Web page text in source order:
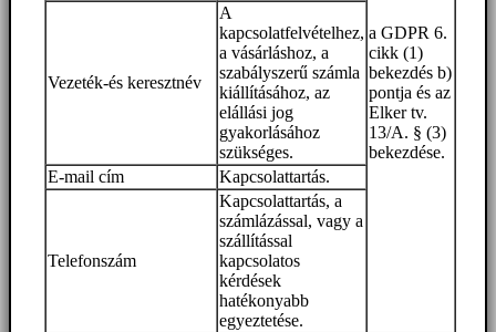
a GDPR 6.
cikk (1)
bekezdés b)
pontja és az
Elker tv.
13/A. § (3)
bekezdése.
Vezeték-és keresztnév
A
kapcsolatfelvételhez,
a vásárláshoz, a
szabályszerű számla
kiállításához, az
elállási jog
gyakorlásához
szükséges.
E-mail cím
Kapcsolattartás.
Telefonszám
Kapcsolattartás, a
számlázással, vagy a
szállítással
kapcsolatos
kérdések
hatékonyabb
egyeztetése.